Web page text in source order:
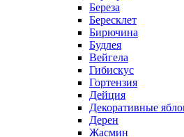
Береза
Бересклет
Бирючина
Будлея
Вейгела
Гибискус
Гортензия
Дейция
Декоративные
Дерен
Жасмин